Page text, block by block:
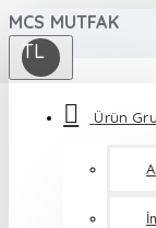
MCS MUTFAK
TL
Ürün